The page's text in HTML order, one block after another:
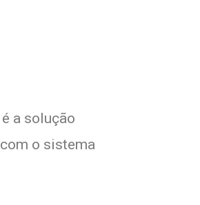
a solução
o sistema